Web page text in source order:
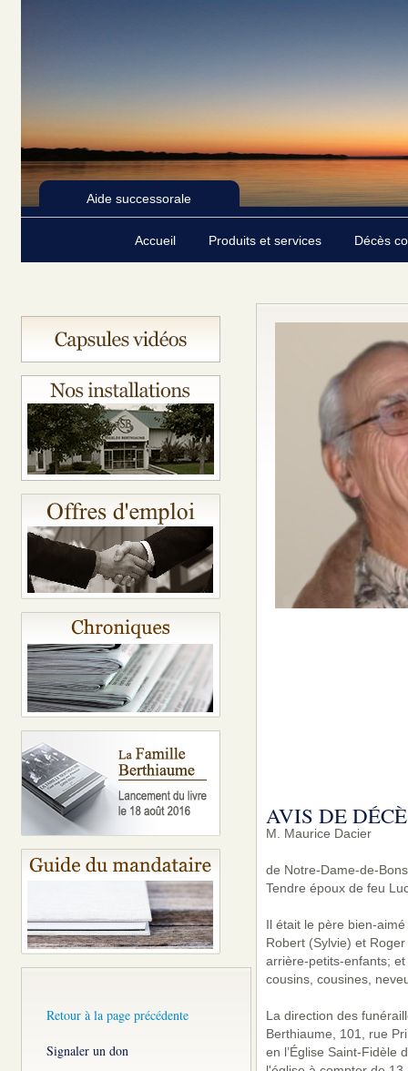
Aide successorale
Accueil Produits et services Décès
Retour à la page précédente
Signaler un don
AVIS DE
M. Maurice Dacier
de Notre-Dame-de-
Tendre époux de feu
Il était le père bien-
Robert (Sylvie) et
arrière-petits-enfants;
cousins, cousines,
La direction des
Berthiaume, 101, rue
en l’Église Saint-Fidèle